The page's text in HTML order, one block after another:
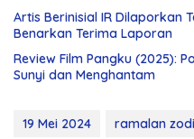
Artis Berinisial IR Dilaporkan
Benarkan Terima Laporan
Review Film Pangku (2025):
Sunyi dan Menghantam
19 Mei 2024 ramalan